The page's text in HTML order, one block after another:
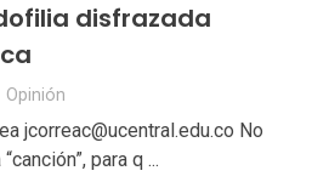
disfrazada
Opinión
jcorreac@ucentral.edu.co No
para q ...